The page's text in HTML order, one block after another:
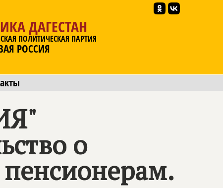
ДАГЕСТАН
ПОЛИТИЧЕСКАЯ ПАРТИЯ
РОССИЯ
о